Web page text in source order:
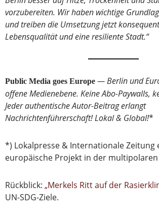
vorzubereiten. Wir haben wichtige
und treiben die Umsetzung jetzt
Lebensqualität und eine resiliente Stadt.“
Public Media goes Europe — Berlin und
offene Medienebene. Keine Abo-Paywalls,
Jeder authentische Autor-Beitrag erlangt
Nachrichtenführerschaft! Lokal & Global!*
*) Lokalpresse & Internationale Zeitung
europäische Projekt in der multipolaren
Rückblick: „Merkels Ritt auf der
UN-SDG-Ziele.